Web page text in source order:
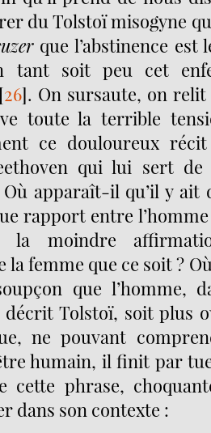
du Tolstoï misogyne
que l’abstinence est
tant soit peu cet
[26]. On sursaute, on
toute la terrible
ce douloureux
qui lui sert
apparaît-il qu’il y ait
rapport entre
la moindre
femme que ce soit ?
que l’homme,
Tolstoï, soit plus
ne pouvant
humain, il finit par
cette phrase,
dans son contexte :